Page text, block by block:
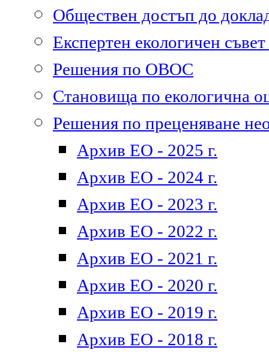
Обществен достъп до
Експертен екологичен
Решения по ОВОС
Становища по екологична
Решения по преценяване
Архив ЕО - 2025 г.
Архив ЕО - 2024 г.
Архив ЕО - 2023 г.
Архив ЕО - 2022 г.
Архив ЕО - 2021 г.
Архив ЕО - 2020 г.
Архив ЕО - 2019 г.
Архив ЕО - 2018 г.